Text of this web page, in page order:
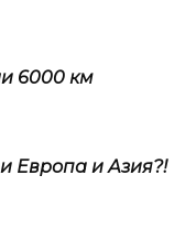
6000 км
Европа и Азия?!